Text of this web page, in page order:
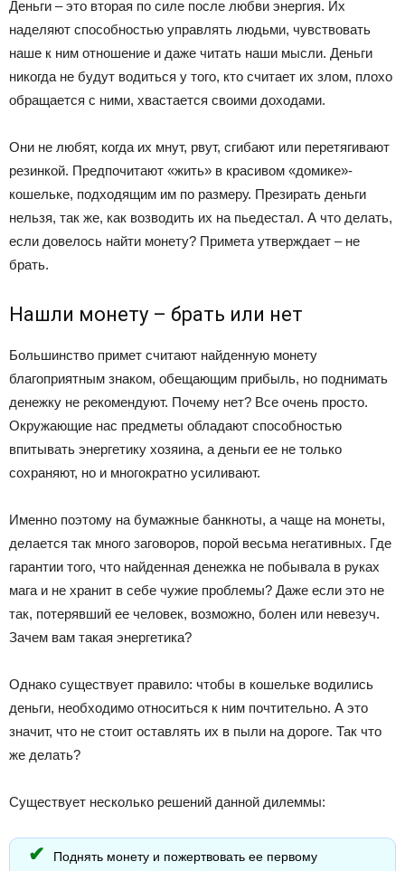
Деньги – это вторая по силе после любви энергия. Их
наделяют способностью управлять людьми, чувствовать
наше к ним отношение и даже читать наши мысли. Деньги
никогда не будут водиться у того, кто считает их злом, плохо
обращается с ними, хвастается своими доходами.
Они не любят, когда их мнут, рвут, сгибают или перетягивают
резинкой. Предпочитают «жить» в красивом «домике»-
кошельке, подходящим им по размеру. Презирать деньги
нельзя, так же, как возводить их на пьедестал. А что делать,
если довелось найти монету? Примета утверждает – не
брать.
Нашли монету – брать или нет
Большинство примет считают найденную монету
благоприятным знаком, обещающим прибыль, но поднимать
денежку не рекомендуют. Почему нет? Все очень просто.
Окружающие нас предметы обладают способностью
впитывать энергетику хозяина, а деньги ее не только
сохраняют, но и многократно усиливают.
Именно поэтому на бумажные банкноты, а чаще на монеты,
делается так много заговоров, порой весьма негативных. Где
гарантии того, что найденная денежка не побывала в руках
мага и не хранит в себе чужие проблемы? Даже если это не
так, потерявший ее человек, возможно, болен или невезуч.
Зачем вам такая энергетика?
Однако существует правило: чтобы в кошельке водились
деньги, необходимо относиться к ним почтительно. А это
значит, что не стоит оставлять их в пыли на дороге. Так что
же делать?
Существует несколько решений данной дилеммы:
Поднять монету и пожертвовать ее первому